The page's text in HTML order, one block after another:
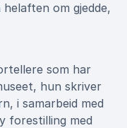
om gjedde,
som har
hun skriver
i samarbeid med
forestilling med